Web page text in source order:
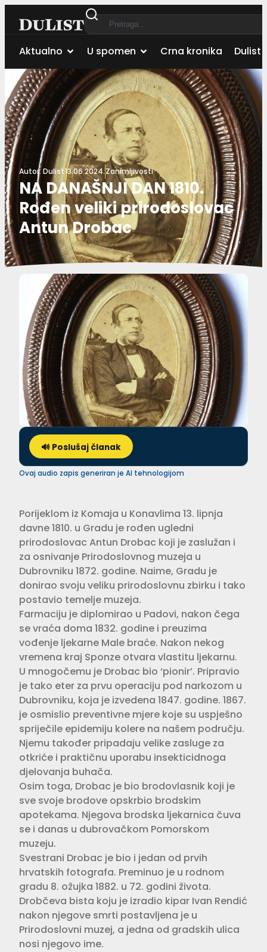
Aktualno U spomen Crna kronika Dulist
Autor:Dulist13.06.2024.Zanimljivosti
NA DANAŠNJI DAN 1810.
Rođen veliki prirodoslovac
Antun Drobac
🔊 Poslušaj članak
Ovaj audio zapis generiran je AI tehnologijom
Porijeklom iz Komaja u Konavlima 13. lipnja
davne 1810. u Gradu je rođen ugledni
prirodoslovac Antun Drobac koji je zaslužan i
za osnivanje Prirodoslovnog muzeja u
Dubrovniku 1872. godine. Naime, Gradu je
donirao svoju veliku prirodoslovnu zbirku i tako
postavio temelje muzeja.
Farmaciju je diplomirao u Padovi, nakon čega
se vraća doma 1832. godine i preuzima
vođenje ljekarne Male braće. Nakon nekog
vremena kraj Sponze otvara vlastitu ljekarnu.
U mnogočemu je Drobac bio ‘pionir’. Pripravio
je tako eter za prvu operaciju pod narkozom u
Dubrovniku, koja je izvedena 1847. godine. 1867.
je osmislio preventivne mjere koje su uspješno
spriječile epidemiju kolere na našem području.
Njemu također pripadaju velike zasluge za
otkriće i praktičnu uporabu insekticidnoga
djelovanja buhača.
Osim toga, Drobac je bio brodovlasnik koji je
sve svoje brodove opskrbio brodskim
apotekama. Njegova brodska ljekarnica čuva
se i danas u dubrovačkom Pomorskom
muzeju.
Svestrani Drobac je bio i jedan od prvih
hrvatskih fotografa. Preminuo je u rodnom
gradu 8. ožujka 1882. u 72. godini života.
Drobčeva bista koju je izradio kipar Ivan Rendić
nakon njegove smrti postavljena je u
Prirodoslovni muzej, a jedna od gradskih ulica
nosi njegovo ime.